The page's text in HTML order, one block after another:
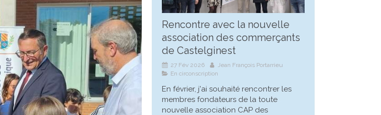
Rencontre avec la nouvelle
association des commerçants
de Castelginest
27 Fév 2026
Jean François Portarrieu
En circonscription
En février, j'ai souhaité rencontrer les
membres fondateurs de la toute
nouvelle association CAP des